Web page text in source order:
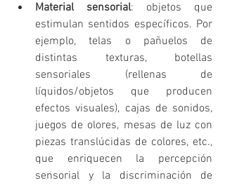
Material sensorial: objetos que
estimulan sentidos específicos. Por
ejemplo, telas o pañuelos de
distintas texturas, botellas
sensoriales (rellenas de
líquidos/objetos que producen
efectos visuales), cajas de sonidos,
juegos de olores, mesas de luz con
piezas translúcidas de colores, etc.,
que enriquecen la percepción
sensorial y la discriminación de